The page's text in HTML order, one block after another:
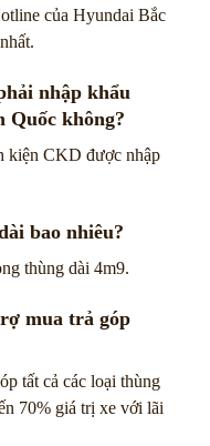
của Hyundai Bắc
nhập khẩu
không?
kiện CKD được nhập
bao nhiêu?
thùng dài 4m9.
mua trả góp
tất cả các loại thùng
70% giá trị xe với lãi